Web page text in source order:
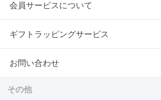
会員サービスについて
ギフトラッピングサービス
お問い合わせ
その他